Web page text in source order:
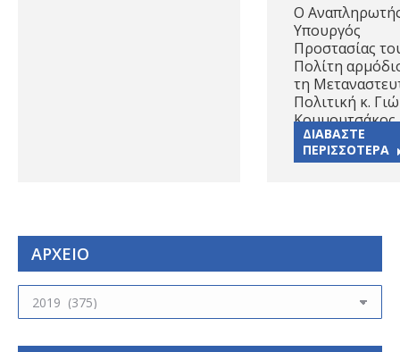
Ο
Υπουργός
Προστασίας
Πολίτη
τη
Πολιτική κ.
ΔΙΑΒΑΣΤΕ
ΠΕΡΙΣΣΟΤΕΡΑ
ΑΡΧΕΙΟ
ΑΡΧΕΙΟ